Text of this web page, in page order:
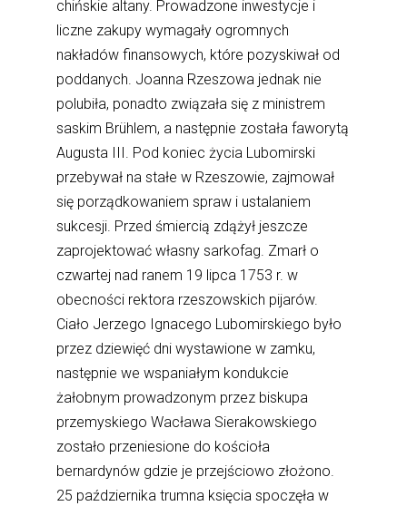
chińskie altany. Prowadzone inwestycje i
liczne zakupy wymagały ogromnych
nakładów finansowych, które pozyskiwał od
poddanych. Joanna Rzeszowa jednak nie
polubiła, ponadto związała się z ministrem
saskim Brühlem, a następnie została faworytą
Augusta III. Pod koniec życia Lubomirski
przebywał na stałe w Rzeszowie, zajmował
się porządkowaniem spraw i ustalaniem
sukcesji. Przed śmiercią zdążył jeszcze
zaprojektować własny sarkofag. Zmarł o
czwartej nad ranem 19 lipca 1753 r. w
obecności rektora rzeszowskich pijarów.
Ciało Jerzego Ignacego Lubomirskiego było
przez dziewięć dni wystawione w zamku,
następnie we wspaniałym kondukcie
żałobnym prowadzonym przez biskupa
przemyskiego Wacława Sierakowskiego
zostało przeniesione do kościoła
bernardynów gdzie je przejściowo złożono.
25 października trumna księcia spoczęła w